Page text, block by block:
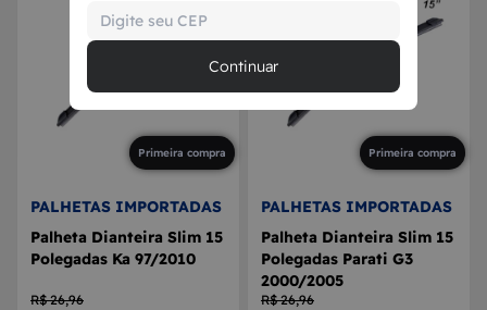
Continuar
Primeira compra
PALHETAS IMPORTADAS
Palheta Dianteira Slim 15
Polegadas Ka 97/2010
R$ 26,96
Primeira compra
PALHETAS IMPORTADAS
Palheta Dianteira Slim 15
Polegadas Parati G3
2000/2005
R$ 26,96